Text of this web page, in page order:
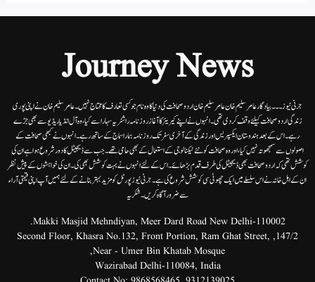
Journey News
جرنی نیوز۔۔۔بیاد گار عامر سلیم خان عامر سلیم خان اردوصحافت کی دنیا کاوہ نام جو کسی تعارف کا محتاج نہیں۔عامرسلیم خان نے اپنی پوری
زندگی اردوصحافت کیلئے وقف کردی تھی۔انہوں نے اپنے کیریئر کا آغاز روزنامہ راشٹریہ سہارا سے کیا،وہ آل انڈیا ریڈیوسے بھی جڑے
رہے۔ اس کے بعد ہندوستان ایکسپریس اور زندگی کے آخری سفر تک روزنامہ ہمارا سماج کے ساتھ رہے۔ انہوں نے کبھی صحافت کے
اصولوں سے سمجھوتہ نہیں کیا، اور وہ صحافت کو نئے ٹیکنالوجی کے استعمال کے بھی حامی تھے۔ جب سے ڈیجیٹل کا دور شروع ہوا ہے ان کی
کوشش تھی کہ اردو صحافت بھی ڈیجیٹل کی طرف قدم بڑھائے۔ اس کے لئے انہوں نے بہت کوشش بھی کی۔ ان کی خواہشوں کے پیش نظر
ان کے اہل خانہ نے اس سلسلے میں ایک چھوٹی سی کوشش شروع کی ہے۔جرنی نیوز پورٹل کو مزید بہتر بنانے کے لئے ہمیں آپ اپنی قیمتی آراء
سے ضرور آگاہ کریں۔شکریہ
Makki Masjid Mehndiyan, Meer Dard Road New Delhi-110002.
147/2, Second Floor, Khasra No.132, Front Portion, Ram Ghat Street,
Near - Umer Bin Khatab Mosque,
Wazirabad Delhi-110084, India